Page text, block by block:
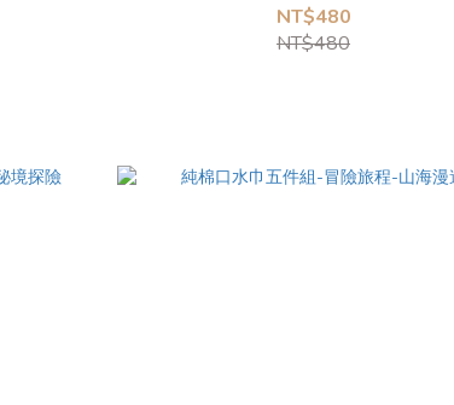
NT$480
NT$480